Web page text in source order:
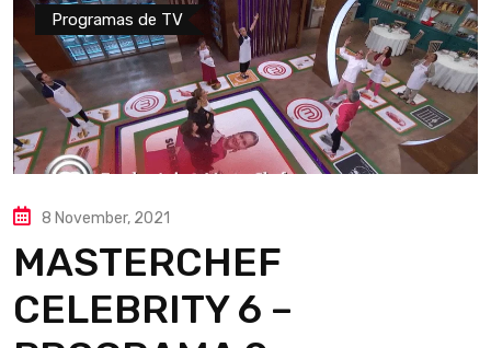
Programas de TV
8 November, 2021
MASTERCHEF
CELEBRITY 6 –